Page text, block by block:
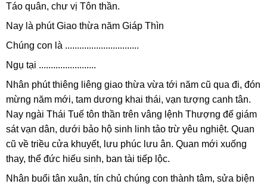
Táo quân, chư vị Tôn thần.
Nay là phút Giao thừa năm Giáp Thìn
Chúng con là ...............................
Ngụ tại ........................
Nhân phút thiêng liêng giao thừa vừa tới năm cũ qua đi, đón
mừng năm mới, tam dương khai thái, vạn tượng canh tân.
Nay ngài Thái Tuế tôn thần trên vâng lệnh Thượng đế giám
sát vạn dân, dưới bảo hộ sinh linh tảo trừ yêu nghiệt. Quan
cũ về triều cửa khuyết, lưu phúc lưu ân. Quan mới xuống
thay, thể đức hiếu sinh, ban tài tiếp lộc.
Nhân buổi tân xuân, tín chủ chúng con thành tâm, sửa biện